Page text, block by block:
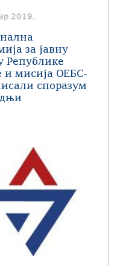
2019.
за јавну
Републике
и мисија ОЕБС-
споразум